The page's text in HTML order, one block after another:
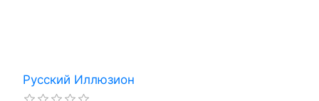
Русский Иллюзион